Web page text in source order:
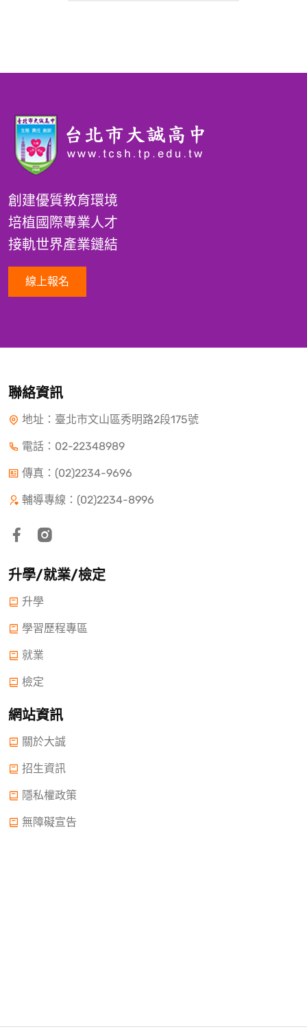
創建優質教育環境
培植國際專業人才
接軌世界產業鏈結
線上報名
聯絡資訊
地址：臺北市文山區秀明路2段175號
電話： 02-22348989
傳真：(02)2234-9696
輔導專線：(02)2234-8996
升學/就業/檢定
升學
學習歷程專區
就業
檢定
網站資訊
關於大誠
招生資訊
隱私權政策
無障礙宣告